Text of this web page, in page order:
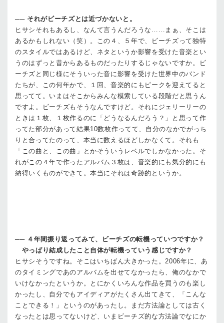
── それがビーチズとは近づかないと。
ヒサシ それもあるし、なんて言うんだろうな……まぁ、そこは
あるかもしれない（笑）。この４、５年で、ビーチズって独特
のスタイルではあるけど、ネタというか影響を受けた音楽とい
うのはずっと昔からあるものだったりするじゃないですか。ビ
ーチズと同じ様にそういった音に影響を受けた世界中のバンド
たちが、この何年かで、１回、音楽的にもピークを迎えてると
思ってて。いまはそこからみんな模索している段階だと思うん
ですよ。ビーチズもそうなんですけど。それにジェリーリーの
ときは１枚、１枚作るのに「どうなるんだろう？」と思って作
ってた部分があって結果10数枚作ってて、自分のなかでがっち
りと合ってたのって、本当に数えるほどしかなくて。それも
「この曲と、この曲」とかそういうレベルでしかなかった。そ
れがこの４年で作ったアルバム３枚は、音楽的にも気分的にも
納得いくものができて。本当にそれは奇跡的というか。
── ４年間振り返ってみて、ビーチズの転機っていつですか？
やっぱり結成したこと自体が転機っていう感じですか？
ヒサシ そうですね。そこはいちばん大きかった。2006年に、あ
のタイミングであのアルバムを出せてなかったら、俺のなかで
いけなかったというか。とにかくいろんな作品を買うのも楽し
かったし、自分でもアイディアがたくさん出てきて、「こんな
ことできる！」というのがあったし。まだ方法論としては古く
なったとは思ってないけど、いまビーチズ的な方法論でなにか